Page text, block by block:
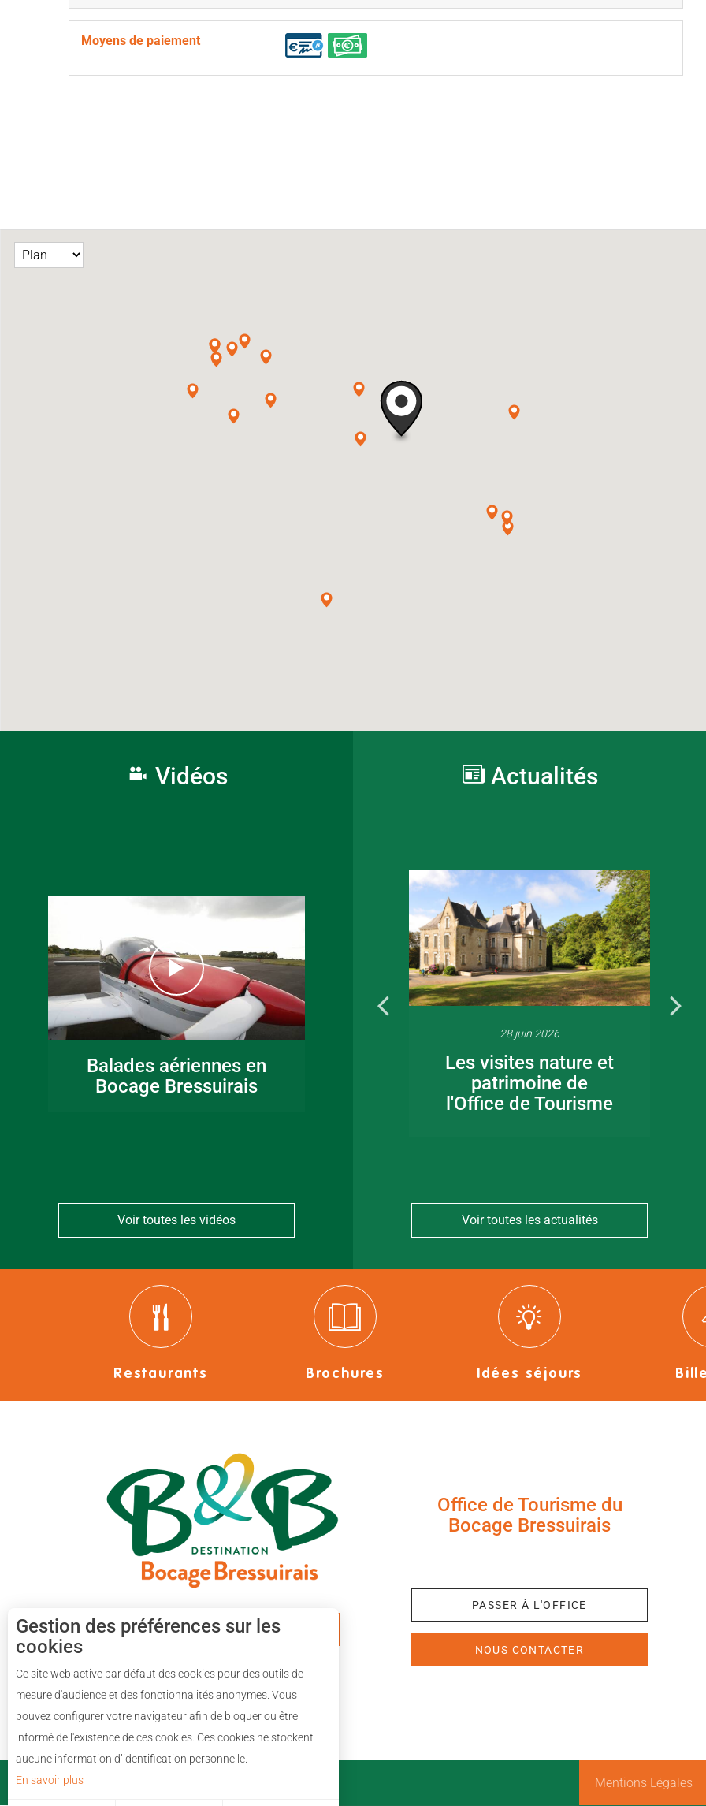
Moyens de paiement
Vidéos
Balades aériennes en
Bocage Bressuirais
Voir toutes les vidéos
Actualités
16 juin 2026
Fête de la musique
en Bocage
28 juin 2026
Les visites nature et
patrimoine de
l'Office de Tourisme
Voir toutes les actualités
Restaurants Brochures Idées séjours
APPLICATION MOBILE
Office de Tourisme du
Bocage Bressuirais
PASSER À L'OFFICE
NOUS CONTACTER
Mentions Légales
Gestion des préférences sur les
cookies
Ce site web active par défaut des cookies pour des outils de
mesure d'audience et des fonctionnalités anonymes. Vous
pouvez configurer votre navigateur afin de bloquer ou être
informé de l'existence de ces cookies. Ces cookies ne stockent
aucune information d’identification personnelle.
En savoir plus